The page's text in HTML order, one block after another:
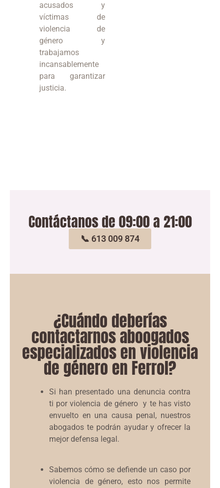
acusados y
víctimas de
violencia de
género y
trabajamos
incansablemente
para garantizar
justicia.
Contáctanos de 09:00 a 21:00
📞 613 009 874
¿Cuándo deberías
contactarnos aboogados
especializados en violencia
de género en Ferrol?
Si han presentado una denuncia contra
ti por violencia de género y te has visto
envuelto en una causa penal, nuestros
abogados te podrán ayudar y ofrecer la
mejor defensa legal.
Sabemos cómo se defiende un caso por
violencia de género, esto nos permite